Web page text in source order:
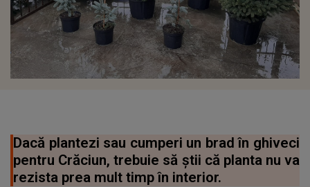
Dacă plantezi sau cumperi un brad în ghiveci
pentru Crăciun, trebuie să ştii că planta nu va
rezista prea mult timp în interior.